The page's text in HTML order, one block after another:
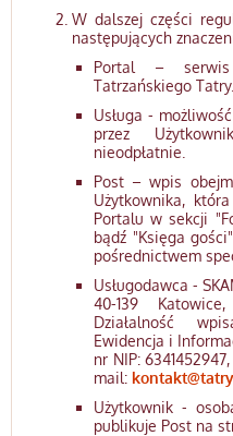
W dalszej części
następujących
Portal – serwis
Tatrzańskiego
Usługa -
przez
nieodpłatnie.
Post – wpis
Użytkownika,
Portalu w sekcji
bądź "Księga
pośrednictwem
Usługodawca -
40-139
Działalność
Ewidencja i
nr NIP:
mail:
Użytkownik -
publikuje Post na